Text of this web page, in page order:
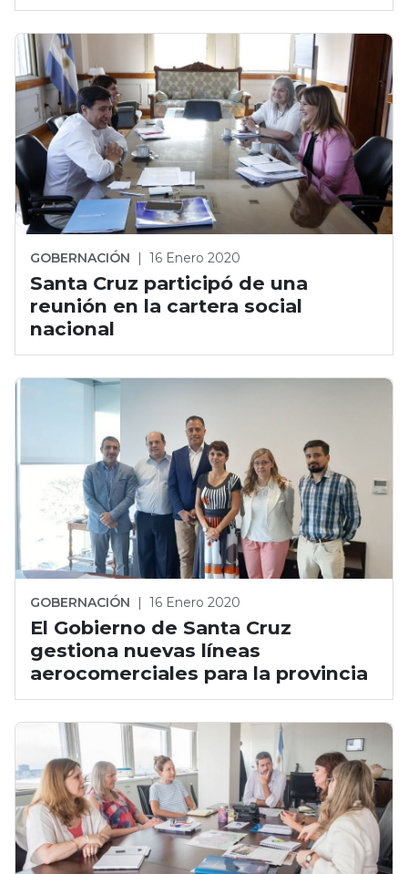
GOBERNACIÓN | 16 Enero 2020
Santa Cruz participó de una
reunión en la cartera social
nacional
GOBERNACIÓN | 16 Enero 2020
El Gobierno de Santa Cruz
gestiona nuevas líneas
aerocomerciales para la provincia